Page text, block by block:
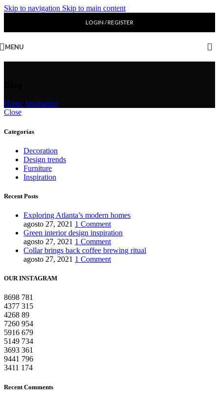
Skip to navigation Skip to main content
LOGIN / REGISTER
MENU
Home Inspiration
Close
Categorías
Decoration
Design trends
Furniture
Inspiration
Recent Posts
Exploring Atlanta’s modern homes
agosto 27, 2021 1 Comment
Green interior design inspiration
agosto 27, 2021 1 Comment
Collar brings back coffee brewing ritual
agosto 27, 2021 1 Comment
OUR INSTAGRAM
8698 781
4377 315
4268 89
7260 954
5916 679
5149 734
3693 361
9441 796
3411 174
Recent Comments